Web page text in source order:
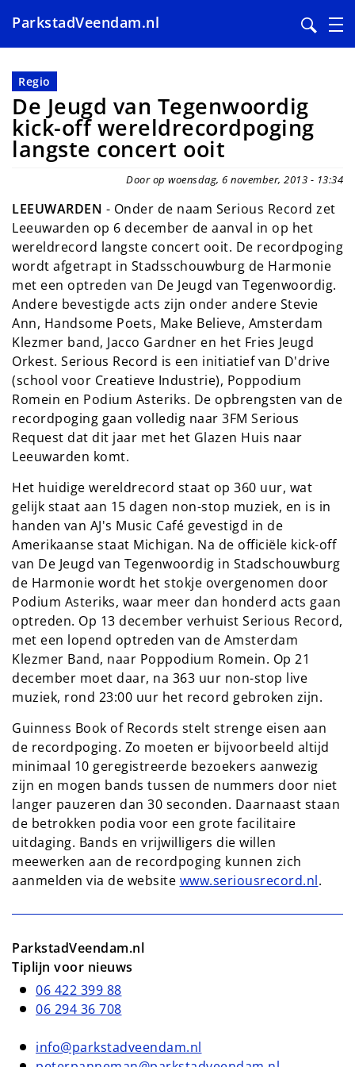
en
naar
de
inhoud
gaan
ParkstadVeendam.nl
Regio
De Jeugd van Tegenwoordig
kick-off wereldrecordpoging
langste concert ooit
Door op woensdag, 6 november, 2013 - 13:34
LEEUWARDEN - Onder de naam Serious Record zet
Leeuwarden op 6 december de aanval in op het
wereldrecord langste concert ooit. De recordpoging
wordt afgetrapt in Stadsschouwburg de Harmonie
met een optreden van De Jeugd van Tegenwoordig.
Andere bevestigde acts zijn onder andere Stevie
Ann, Handsome Poets, Make Believe, Amsterdam
Klezmer band, Jacco Gardner en het Fries Jeugd
Orkest. Serious Record is een initiatief van D'drive
(school voor Creatieve Industrie), Poppodium
Romein en Podium Asteriks. De opbrengsten van de
recordpoging gaan volledig naar 3FM Serious
Request dat dit jaar met het Glazen Huis naar
Leeuwarden komt.
Het huidige wereldrecord staat op 360 uur, wat
gelijk staat aan 15 dagen non-stop muziek, en is in
handen van AJ's Music Café gevestigd in de
Amerikaanse staat Michigan. Na de officiële kick-off
van De Jeugd van Tegenwoordig in Stadschouwburg
de Harmonie wordt het stokje overgenomen door
Podium Asteriks, waar meer dan honderd acts gaan
optreden. Op 13 december verhuist Serious Record,
met een lopend optreden van de Amsterdam
Klezmer Band, naar Poppodium Romein. Op 21
december moet daar, na 363 uur non-stop live
muziek, rond 23:00 uur het record gebroken zijn.
Guinness Book of Records stelt strenge eisen aan
de recordpoging. Zo moeten er bijvoorbeeld altijd
minimaal 10 geregistreerde bezoekers aanwezig
zijn en mogen bands tussen de nummers door niet
langer pauzeren dan 30 seconden. Daarnaast staan
de betrokken podia voor een grote facilitaire
uitdaging. Bands en vrijwilligers die willen
meewerken aan de recordpoging kunnen zich
aanmelden via de website www.seriousrecord.nl.
ParkstadVeendam.nl
Tiplijn voor nieuws
06 422 399 88
06 294 36 708
info@parkstadveendam.nl